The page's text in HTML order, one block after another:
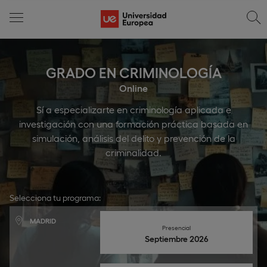
GRADO EN CRIMINOLOGÍA
Online
Sí a especializarte en criminología aplicada e
investigación con una formación práctica basada en
simulación, análisis del delito y prevención de la
criminalidad.
Selecciona tu programa:
MADRID
Presencial
Septiembre 2026